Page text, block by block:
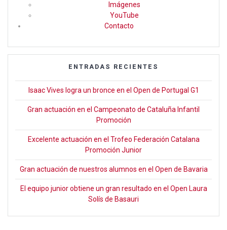
Imágenes
YouTube
Contacto
ENTRADAS RECIENTES
Isaac Vives logra un bronce en el Open de Portugal G1
Gran actuación en el Campeonato de Cataluña Infantil
Promoción
Excelente actuación en el Trofeo Federación Catalana
Promoción Junior
Gran actuación de nuestros alumnos en el Open de Bavaria
El equipo junior obtiene un gran resultado en el Open Laura
Solís de Basauri